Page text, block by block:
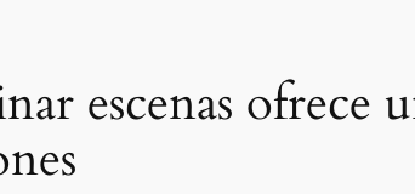
escenas ofrece